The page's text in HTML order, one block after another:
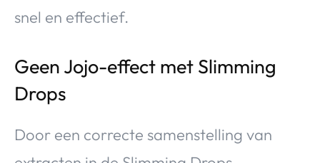
snel en effectief.
Geen Jojo-effect met Slimming
Drops
Door een correcte samenstelling van